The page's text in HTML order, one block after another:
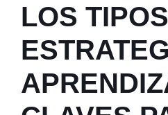
LOS